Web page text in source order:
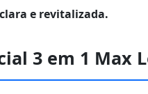
e revitalizada.
3 em 1 Max